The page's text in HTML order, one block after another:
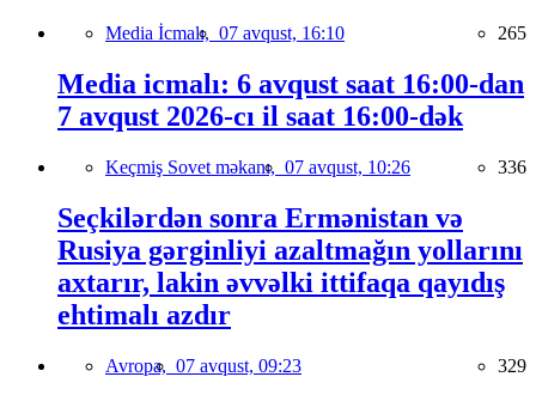
Media İcmalı, 07 avqust, 16:10 265
Media icmalı: 6 avqust saat 16:00-dan
7 avqust 2026-cı il saat 16:00-dək
Keçmiş Sovet məkanı, 07 avqust, 10:26 336
Seçkilərdən sonra Ermənistan və
Rusiya gərginliyi azaltmağın yollarını
axtarır, lakin əvvəlki ittifaqa qayıdış
ehtimalı azdır
Avropa, 07 avqust, 09:23 329